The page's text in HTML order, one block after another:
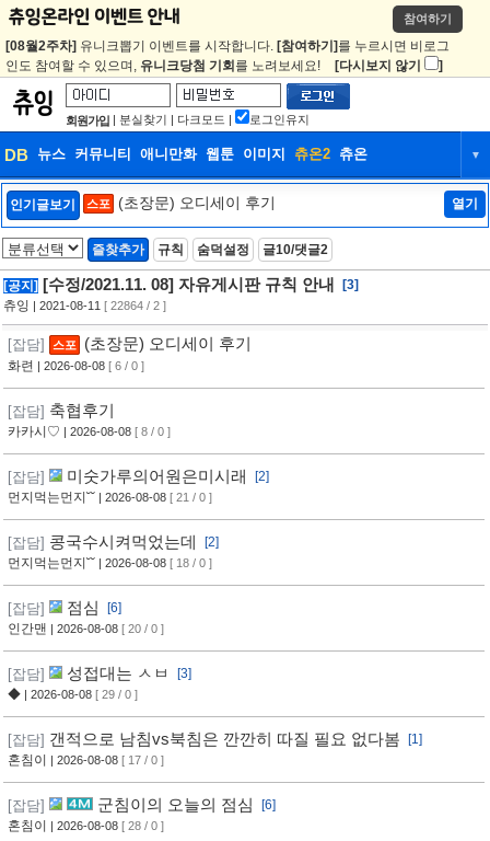
참여하기
[08월2주차] 유니크뽑기 이벤트를 시작합니다. [참여하기] 를 누르시면 비로그
인도 참여할 수 있으며, 유니크당첨 기회 를 노려보세요! [다시보지 않기 ]
회원가입 | 분실찾기 | 다크모드 | 로그인유지
DB 뉴스 커뮤니티 애니만화 웹툰 이미지 츄온2 츄온 ▼
DB 뉴스 애니만화
웹툰 이미지 츄온2
인기글보기 스포 (초장문) 오디세이 후기 열기
즐찾추가 규칙 숨덕설정 글10/댓글2
[공지] [수정/2021.11. 08] 자유게시판 규칙 안내
[3]
츄잉 | 2021-08-11 [ 22864 / 2 ]
[잡담] 스포 (초장문) 오디세이 후기
화련 | 2026-08-08 [ 6 / 0 ]
[잡담] 축협후기
카카시♡ | 2026-08-08 [ 8 / 0 ]
[잡담] 미숫가루의어원은미시래
[2]
먼지먹는먼지˘˘ | 2026-08-08 [ 21 / 0 ]
[잡담] 콩국수시켜먹었는데
[2]
먼지먹는먼지˘˘ | 2026-08-08 [ 18 / 0 ]
[잡담] 점심
[6]
인간맨 | 2026-08-08 [ 20 / 0 ]
[잡담] 성접대는 ㅅㅂ
[3]
◆ | 2026-08-08 [ 29 / 0 ]
[잡담] 갠적으로 남침vs북침은 깐깐히 따질 필요 없다봄
[1]
혼침이
| 2026-08-08 [ 17 / 0 ]
[잡담] 군침이의 오늘의 점심
[6]
혼침이
| 2026-08-08 [ 28 / 0 ]